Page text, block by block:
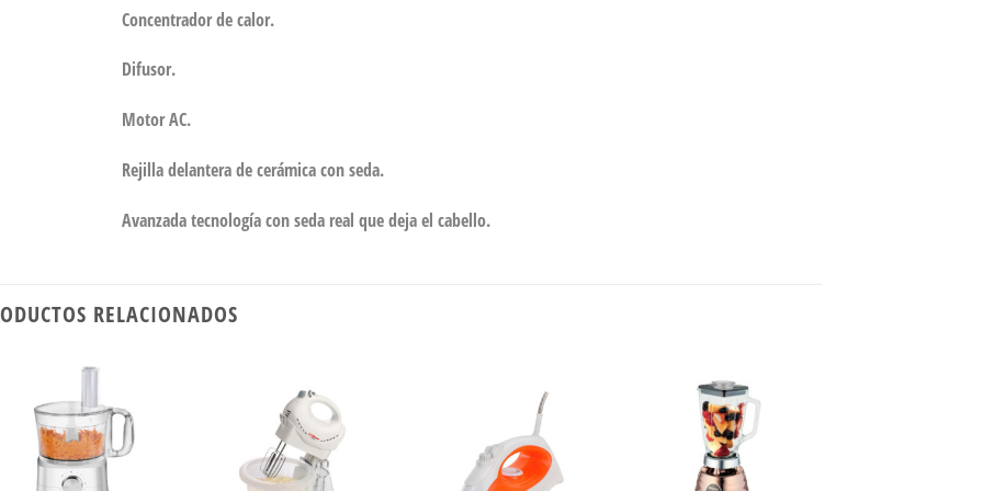
Concentrador de calor.
Difusor.
Motor AC.
Rejilla delantera de cerámica con seda.
Avanzada tecnología con seda real que deja el cabello.
RELACIONADOS